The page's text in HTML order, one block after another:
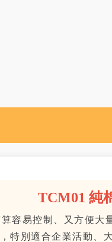
TCM01 純
容易控制、又方便大
特別適合企業活動、